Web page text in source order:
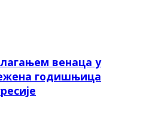
венаца у
годишњица